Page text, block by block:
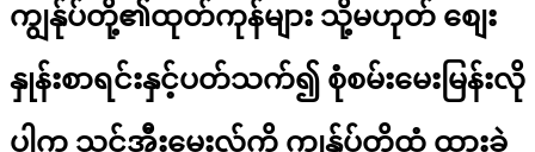
ကျွန်ုပ်တို့၏ထုတ်ကုန်များ သို့မဟုတ် စျေး
နှုန်းစာရင်းနှင့်ပတ်သက်၍ စုံစမ်းမေးမြန်းလို
ပါက သင့်အီးမေးလ်ကို ကျွန်ုပ်တို့ထံ ထားခဲ့